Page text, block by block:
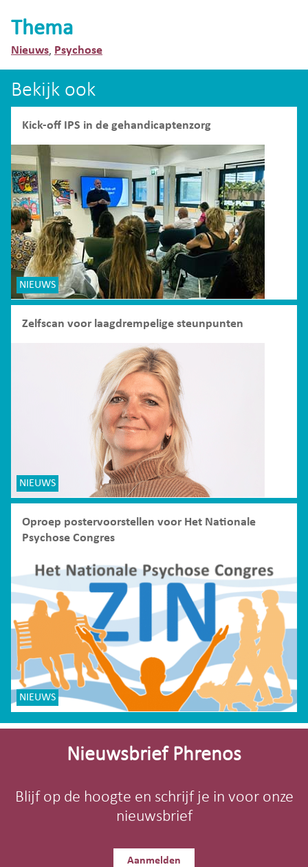
Thema
Nieuws, Psychose
Bekijk ook
Kick-off IPS in de gehandicaptenzorg
NIEUWS
Zelfscan voor laagdrempelige steunpunten
NIEUWS
Oproep postervoorstellen voor Het Nationale
Psychose Congres
NIEUWS
Site-
Nieuwsbrief Phrenos
Blijf op de hoogte en schrijf je in voor onze
nieuwsbrief
Aanmelden